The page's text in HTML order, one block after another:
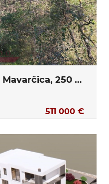
Terreno edificabile, Mavarčica, 250 m dal mare
511 000 €